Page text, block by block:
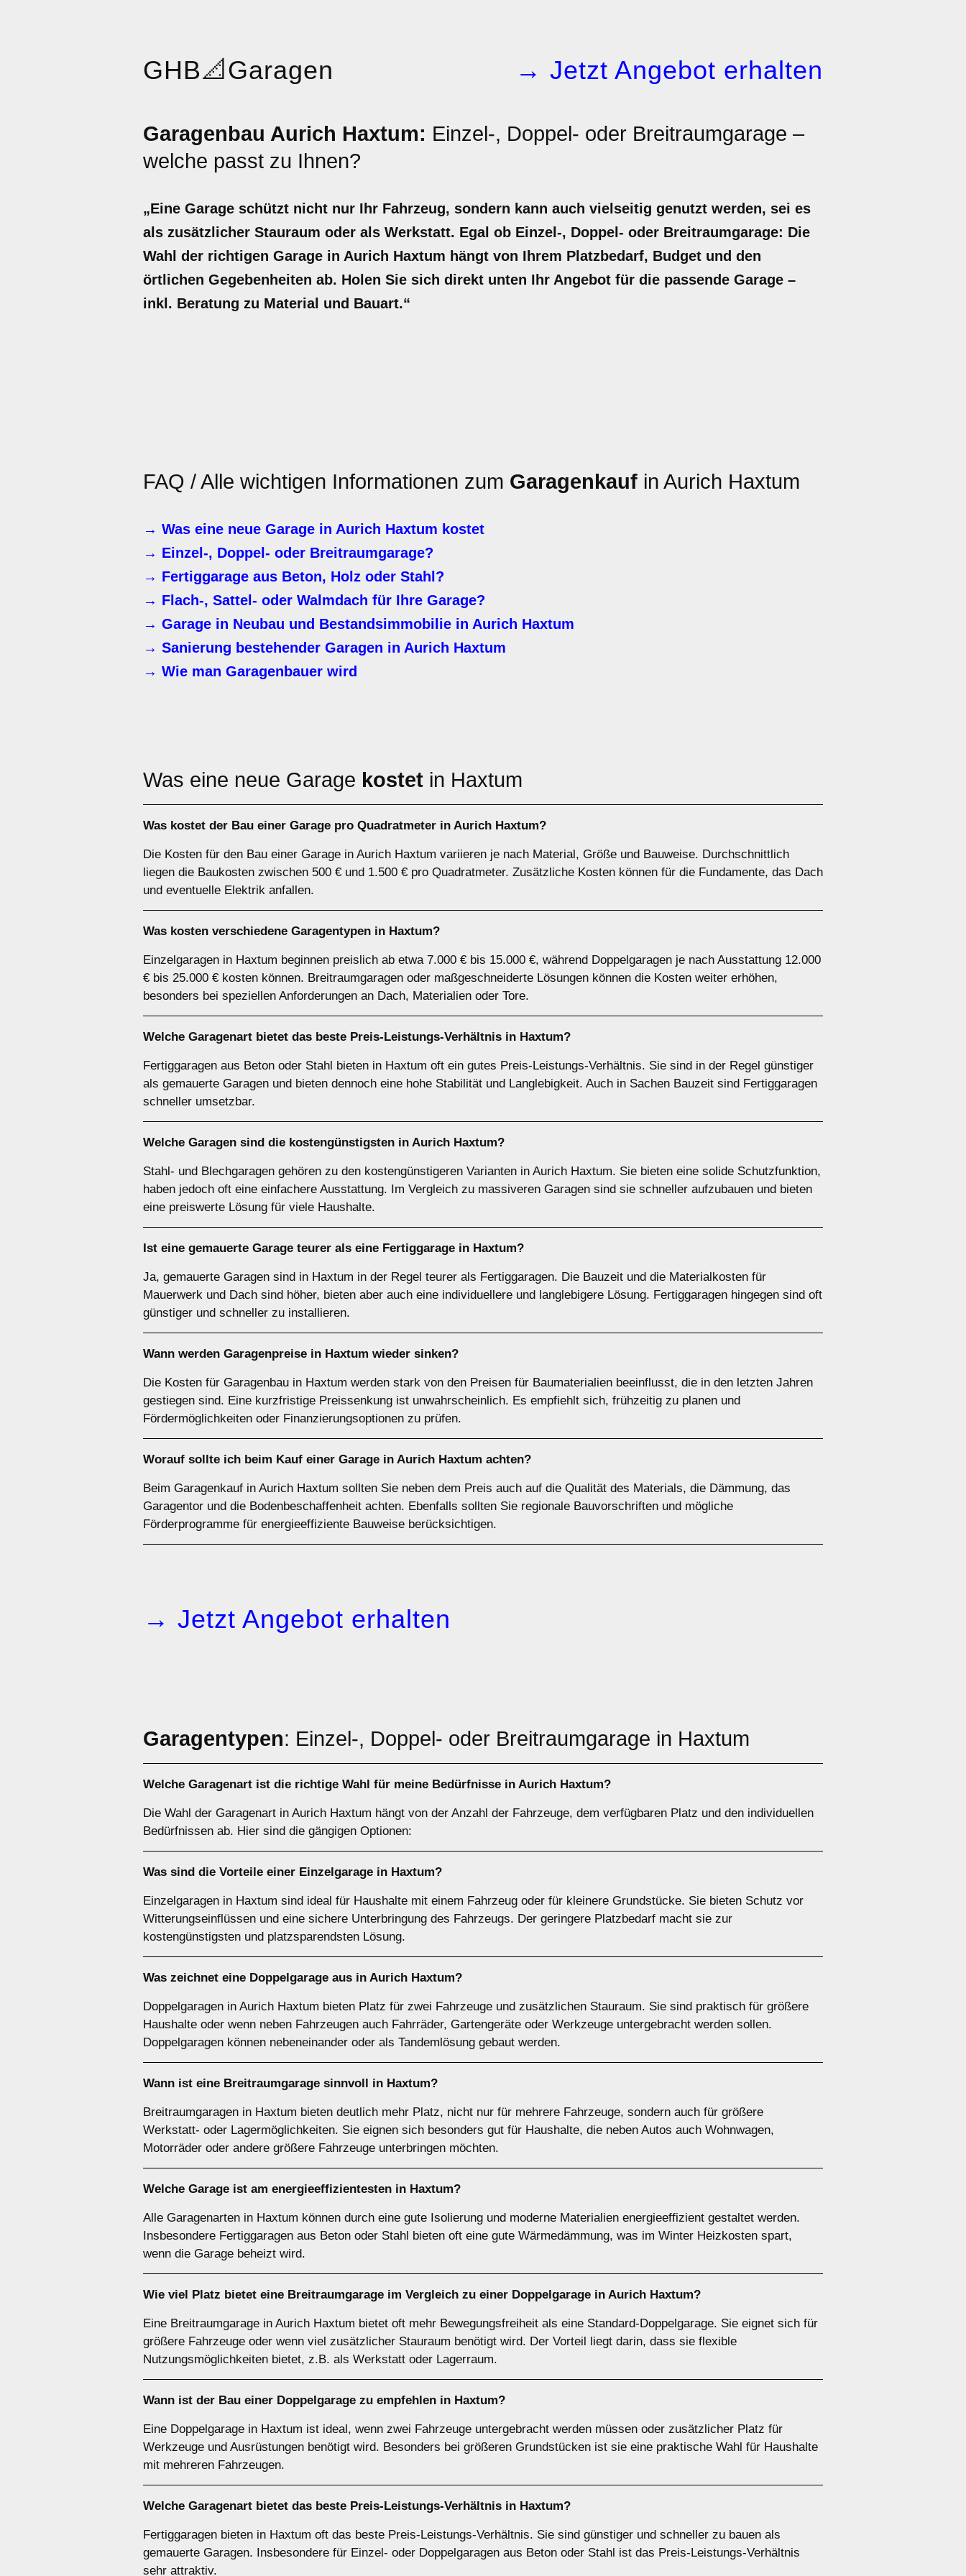
GHB📐Garagen → Jetzt Angebot erhalten
Garagenbau Aurich Haxtum: Einzel-, Doppel- oder Breitraumgarage –
welche passt zu Ihnen?
„Eine Garage schützt nicht nur Ihr Fahrzeug, sondern kann auch vielseitig genutzt werden, sei es
als zusätzlicher Stauraum oder als Werkstatt. Egal ob Einzel-, Doppel- oder Breitraumgarage: Die
Wahl der richtigen Garage in Aurich Haxtum hängt von Ihrem Platzbedarf, Budget und den
örtlichen Gegebenheiten ab. Holen Sie sich direkt unten Ihr Angebot für die passende Garage –
inkl. Beratung zu Material und Bauart.“
FAQ / Alle wichtigen Informationen zum Garagenkauf in Aurich Haxtum
→ Was eine neue Garage in Aurich Haxtum kostet
→ Einzel-, Doppel- oder Breitraumgarage?
→ Fertiggarage aus Beton, Holz oder Stahl?
→ Flach-, Sattel- oder Walmdach für Ihre Garage?
→ Garage in Neubau und Bestandsimmobilie in Aurich Haxtum
→ Sanierung bestehender Garagen in Aurich Haxtum
→ Wie man Garagenbauer wird
Was eine neue Garage kostet in Haxtum
Was kostet der Bau einer Garage pro Quadratmeter in Aurich Haxtum?
Die Kosten für den Bau einer Garage in Aurich Haxtum variieren je nach Material, Größe und Bauweise. Durchschnittlich
liegen die Baukosten zwischen 500 € und 1.500 € pro Quadratmeter. Zusätzliche Kosten können für die Fundamente, das Dach
und eventuelle Elektrik anfallen.
Was kosten verschiedene Garagentypen in Haxtum?
Einzelgaragen in Haxtum beginnen preislich ab etwa 7.000 € bis 15.000 €, während Doppelgaragen je nach Ausstattung 12.000
€ bis 25.000 € kosten können. Breitraumgaragen oder maßgeschneiderte Lösungen können die Kosten weiter erhöhen,
besonders bei speziellen Anforderungen an Dach, Materialien oder Tore.
Welche Garagenart bietet das beste Preis-Leistungs-Verhältnis in Haxtum?
Fertiggaragen aus Beton oder Stahl bieten in Haxtum oft ein gutes Preis-Leistungs-Verhältnis. Sie sind in der Regel günstiger
als gemauerte Garagen und bieten dennoch eine hohe Stabilität und Langlebigkeit. Auch in Sachen Bauzeit sind Fertiggaragen
schneller umsetzbar.
Welche Garagen sind die kostengünstigsten in Aurich Haxtum?
Stahl- und Blechgaragen gehören zu den kostengünstigeren Varianten in Aurich Haxtum. Sie bieten eine solide Schutzfunktion,
haben jedoch oft eine einfachere Ausstattung. Im Vergleich zu massiveren Garagen sind sie schneller aufzubauen und bieten
eine preiswerte Lösung für viele Haushalte.
Ist eine gemauerte Garage teurer als eine Fertiggarage in Haxtum?
Ja, gemauerte Garagen sind in Haxtum in der Regel teurer als Fertiggaragen. Die Bauzeit und die Materialkosten für
Mauerwerk und Dach sind höher, bieten aber auch eine individuellere und langlebigere Lösung. Fertiggaragen hingegen sind oft
günstiger und schneller zu installieren.
Wann werden Garagenpreise in Haxtum wieder sinken?
Die Kosten für Garagenbau in Haxtum werden stark von den Preisen für Baumaterialien beeinflusst, die in den letzten Jahren
gestiegen sind. Eine kurzfristige Preissenkung ist unwahrscheinlich. Es empfiehlt sich, frühzeitig zu planen und
Fördermöglichkeiten oder Finanzierungsoptionen zu prüfen.
Worauf sollte ich beim Kauf einer Garage in Aurich Haxtum achten?
Beim Garagenkauf in Aurich Haxtum sollten Sie neben dem Preis auch auf die Qualität des Materials, die Dämmung, das
Garagentor und die Bodenbeschaffenheit achten. Ebenfalls sollten Sie regionale Bauvorschriften und mögliche
Förderprogramme für energieeffiziente Bauweise berücksichtigen.
→ Jetzt Angebot erhalten
Garagentypen: Einzel-, Doppel- oder Breitraumgarage in Haxtum
Welche Garagenart ist die richtige Wahl für meine Bedürfnisse in Aurich Haxtum?
Die Wahl der Garagenart in Aurich Haxtum hängt von der Anzahl der Fahrzeuge, dem verfügbaren Platz und den individuellen
Bedürfnissen ab. Hier sind die gängigen Optionen:
Was sind die Vorteile einer Einzelgarage in Haxtum?
Einzelgaragen in Haxtum sind ideal für Haushalte mit einem Fahrzeug oder für kleinere Grundstücke. Sie bieten Schutz vor
Witterungseinflüssen und eine sichere Unterbringung des Fahrzeugs. Der geringere Platzbedarf macht sie zur
kostengünstigsten und platzsparendsten Lösung.
Was zeichnet eine Doppelgarage aus in Aurich Haxtum?
Doppelgaragen in Aurich Haxtum bieten Platz für zwei Fahrzeuge und zusätzlichen Stauraum. Sie sind praktisch für größere
Haushalte oder wenn neben Fahrzeugen auch Fahrräder, Gartengeräte oder Werkzeuge untergebracht werden sollen.
Doppelgaragen können nebeneinander oder als Tandemlösung gebaut werden.
Wann ist eine Breitraumgarage sinnvoll in Haxtum?
Breitraumgaragen in Haxtum bieten deutlich mehr Platz, nicht nur für mehrere Fahrzeuge, sondern auch für größere
Werkstatt- oder Lagermöglichkeiten. Sie eignen sich besonders gut für Haushalte, die neben Autos auch Wohnwagen,
Motorräder oder andere größere Fahrzeuge unterbringen möchten.
Welche Garage ist am energieeffizientesten in Haxtum?
Alle Garagenarten in Haxtum können durch eine gute Isolierung und moderne Materialien energieeffizient gestaltet werden.
Insbesondere Fertiggaragen aus Beton oder Stahl bieten oft eine gute Wärmedämmung, was im Winter Heizkosten spart,
wenn die Garage beheizt wird.
Wie viel Platz bietet eine Breitraumgarage im Vergleich zu einer Doppelgarage in Aurich Haxtum?
Eine Breitraumgarage in Aurich Haxtum bietet oft mehr Bewegungsfreiheit als eine Standard-Doppelgarage. Sie eignet sich für
größere Fahrzeuge oder wenn viel zusätzlicher Stauraum benötigt wird. Der Vorteil liegt darin, dass sie flexible
Nutzungsmöglichkeiten bietet, z.B. als Werkstatt oder Lagerraum.
Wann ist der Bau einer Doppelgarage zu empfehlen in Haxtum?
Eine Doppelgarage in Haxtum ist ideal, wenn zwei Fahrzeuge untergebracht werden müssen oder zusätzlicher Platz für
Werkzeuge und Ausrüstungen benötigt wird. Besonders bei größeren Grundstücken ist sie eine praktische Wahl für Haushalte
mit mehreren Fahrzeugen.
Welche Garagenart bietet das beste Preis-Leistungs-Verhältnis in Haxtum?
Fertiggaragen bieten in Haxtum oft das beste Preis-Leistungs-Verhältnis. Sie sind günstiger und schneller zu bauen als
gemauerte Garagen. Insbesondere für Einzel- oder Doppelgaragen aus Beton oder Stahl ist das Preis-Leistungs-Verhältnis
sehr attraktiv.